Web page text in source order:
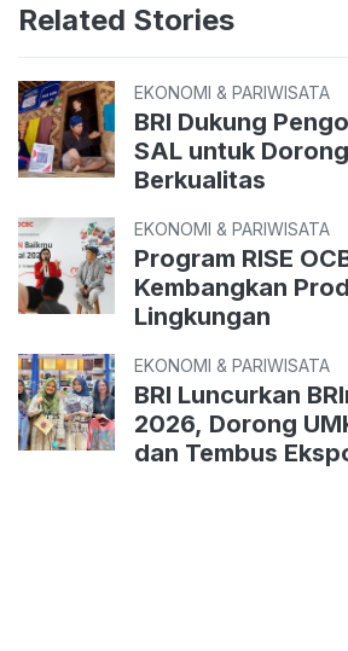
Related Stories
EKONOMI & PARIWISATA
BRI Dukung
SAL untuk
Berkualitas
EKONOMI & PARIWISATA
Program RISE
Kembangkan
Lingkungan
EKONOMI & PARIWISATA
BRI Luncurkan
2026, Dorong
dan Tembus